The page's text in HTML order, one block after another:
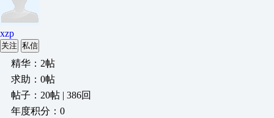
xzp
关注 私信
精华：2帖
求助：0帖
帖子：20帖 | 386回
年度积分：0